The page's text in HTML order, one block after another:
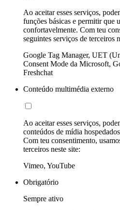
Ao aceitar esses serviços,
funções básicas e permitir que
confortavelmente. Com teu
seguintes serviços de terceiros
Google Tag Manager, UET
Consent Mode da Microsoft,
Freshchat
Conteúdo multimédia externo
Ao aceitar esses serviços,
conteúdos de mídia
Com teu consentimento,
terceiros neste site:
Vimeo, YouTube
Obrigatório
Sempre ativo